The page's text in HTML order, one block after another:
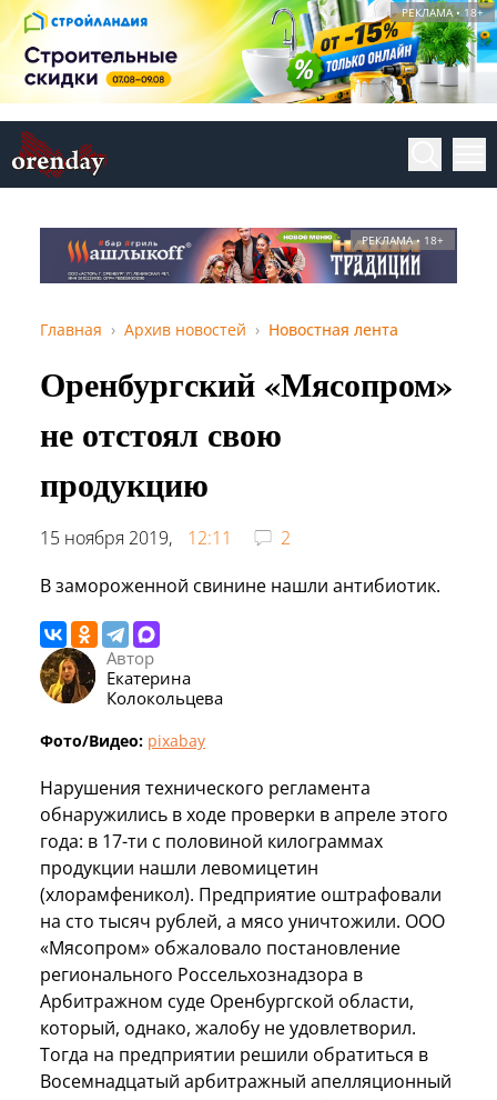
РЕКЛАМА • 18+
РЕКЛАМА • 18+
Главная Архив новостей Новостная лента
Оренбургский «Мясопром»
не отстоял свою
продукцию
15 ноября 2019, 12:11
2
В замороженной свинине нашли антибиотик.
Автор
Екатерина
Колокольцева
Фото/Видео: pixabay
Нарушения технического регламента
обнаружились в ходе проверки в апреле этого
года: в 17-ти с половиной килограммах
продукции нашли левомицетин
(хлорамфеникол). Предприятие оштрафовали
на сто тысяч рублей, а мясо уничтожили. ООО
«Мясопром» обжаловало постановление
регионального Россельхознадзора в
Арбитражном суде Оренбургской области,
который, однако, жалобу не удовлетворил.
Тогда на предприятии решили обратиться в
Восемнадцатый арбитражный апелляционный